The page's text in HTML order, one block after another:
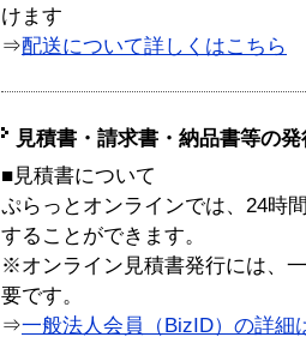
けます
⇒配送について詳しくはこちら
見積書・請求書・納品書等の
■見積書について
ぷらっとオンラインでは、24時
することができます。
※オンライン見積書発行には、
要です。
⇒一般法人会員（BizID）の詳細